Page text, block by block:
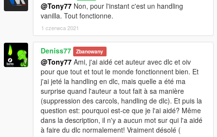
@Tony77 Non, pour l'instant c'est un handling
vanilla. Tout fonctionne.
1 czerwca 2021
Deniss77 Zbanowany
@Tony77 Ami, j'ai aidé cet auteur avec dlc et oiv
pour que tout et tout le monde fonctionnent bien. Et
j'ai jeté la handling en dlc, mais quelle a été ma
surprise quand l'auteur a tout fait à sa manière
(suppression des carcols, handling de dlc). Et puis la
question est: pourquoi est-ce que je l'ai aidé? Même
dans la description, il n'y a aucun mot sur qui l'a aidé
à faire du dlc normalement! Vraiment désolé (